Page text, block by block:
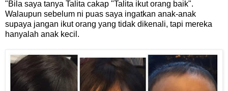
"Bila saya tanya Talita cakap "Talita ikut orang baik".
Walaupun sebelum ni puas saya ingatkan anak-anak
supaya jangan ikut orang yang tidak dikenali, tapi mereka
hanyalah anak kecil.